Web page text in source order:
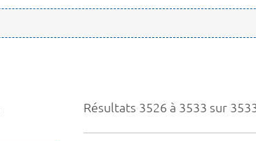
Résultats 3526 à 3533 sur